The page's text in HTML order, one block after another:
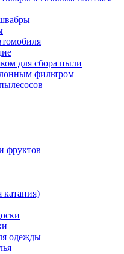
для сбора пыли
фильтром
фруктов
одежды